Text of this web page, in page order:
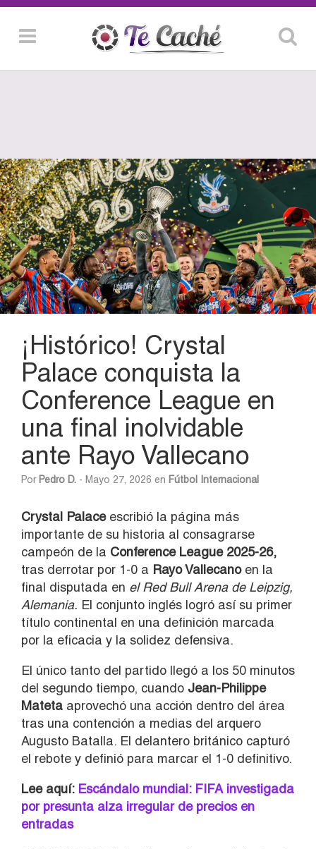
¡Histórico! Crystal
Palace conquista la
Conference League en
una final inolvidable
ante Rayo Vallecano
Por Pedro D. - Mayo 27, 2026 en Fútbol Internacional
Crystal Palaceescribió la página más
importante de su historia al consagrarse
campeón de la Conference League 2025-26,
tras derrotar por 1-0 a Rayo Vallecanoen la
final disputada en el Red Bull Arena de Leipzig,
Alemania. El conjunto inglés logró así su primer
título continental en una definición marcada
por la eficacia y la solidez defensiva.
El único tanto del partido llegó a los 50 minutos
del segundo tiempo, cuando Jean-Philippe
Mateta aprovechó una acción dentro del área
tras una contención a medias del arquero
Augusto Batalla. El delantero británico capturó
el rebote y definió para marcar el 1-0 definitivo.
Lee aquí: Escándalo mundial: FIFA investigada
por presunta alza irregular de precios en
entradas